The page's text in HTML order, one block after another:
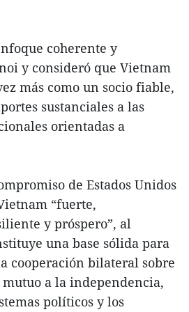
coherente y
y consideró que Vietnam
más como un socio fiable,
sustanciales a las
orientadas a
de Estados Unidos
“fuerte,
y próspero”, al
una base sólida para
cooperación bilateral sobre
a la independencia,
políticos y los